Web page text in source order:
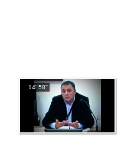
14' 58''